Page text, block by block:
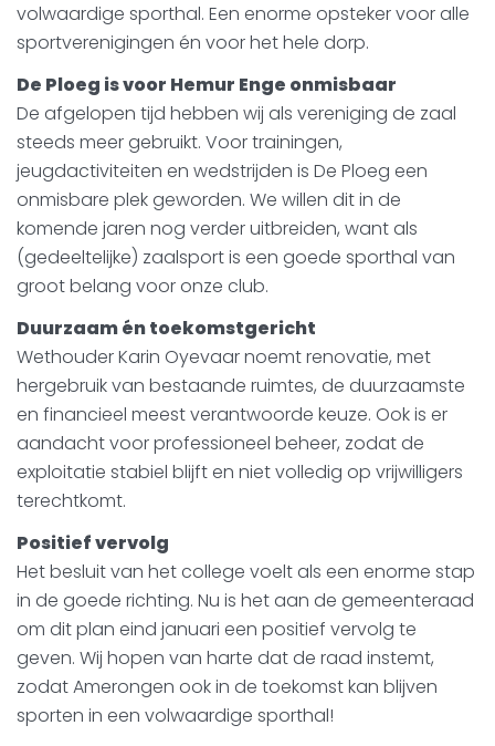
volwaardige sporthal. Een enorme opsteker voor alle
sportverenigingen én voor het hele dorp.
De Ploeg is voor Hemur Enge onmisbaar
De afgelopen tijd hebben wij als vereniging de zaal
steeds meer gebruikt. Voor trainingen,
jeugdactiviteiten en wedstrijden is De Ploeg een
onmisbare plek geworden. We willen dit in de
komende jaren nog verder uitbreiden, want als
(gedeeltelijke) zaalsport is een goede sporthal van
groot belang voor onze club.
Duurzaam én toekomstgericht
Wethouder Karin Oyevaar noemt renovatie, met
hergebruik van bestaande ruimtes, de duurzaamste
en financieel meest verantwoorde keuze. Ook is er
aandacht voor professioneel beheer, zodat de
exploitatie stabiel blijft en niet volledig op vrijwilligers
terechtkomt.
Positief vervolg
Het besluit van het college voelt als een enorme stap
in de goede richting. Nu is het aan de gemeenteraad
om dit plan eind januari een positief vervolg te
geven. Wij hopen van harte dat de raad instemt,
zodat Amerongen ook in de toekomst kan blijven
sporten in een volwaardige sporthal!